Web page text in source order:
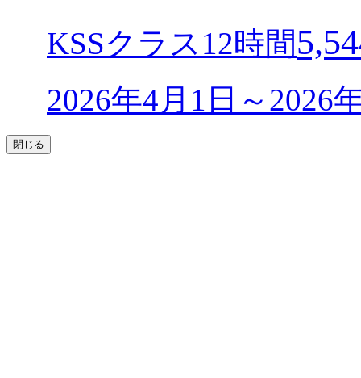
KSSクラス12時間
2026年4月1日～2026
閉じる